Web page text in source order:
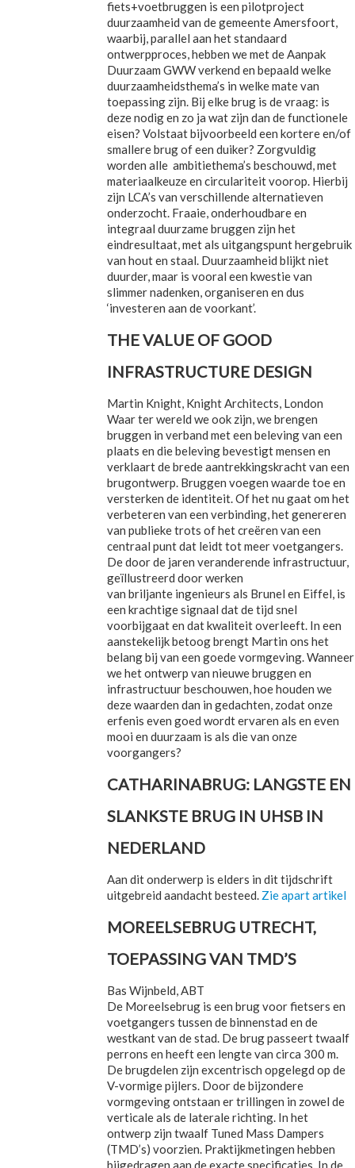
fiets+voetbruggen is een pilotproject
duurzaamheid van de gemeente Amersfoort,
waarbij, parallel aan het standaard
ontwerpproces, hebben we met de Aanpak
Duurzaam GWW verkend en bepaald welke
duurzaamheidsthema’s in welke mate van
toepassing zijn. Bij elke brug is de vraag: is
deze nodig en zo ja wat zijn dan de functionele
eisen? Volstaat bijvoorbeeld een kortere en/of
smallere brug of een duiker? Zorgvuldig
worden alle ambitiethema’s beschouwd, met
materiaalkeuze en circulariteit voorop. Hierbij
zijn LCA’s van verschillende alternatieven
onderzocht. Fraaie, onderhoudbare en
integraal duurzame bruggen zijn het
eindresultaat, met als uitgangspunt hergebruik
van hout en staal. Duurzaamheid blijkt niet
duurder, maar is vooral een kwestie van
slimmer nadenken, organiseren en dus
‘investeren aan de voorkant’.
THE VALUE OF GOOD
INFRASTRUCTURE DESIGN
Martin Knight, Knight Architects, London
Waar ter wereld we ook zijn, we brengen
bruggen in verband met een beleving van een
plaats en die beleving bevestigt mensen en
verklaart de brede aantrekkingskracht van een
brugontwerp. Bruggen voegen waarde toe en
versterken de identiteit. Of het nu gaat om het
verbeteren van een verbinding, het genereren
van publieke trots of het creëren van een
centraal punt dat leidt tot meer voetgangers.
De door de jaren veranderende infrastructuur,
geïllustreerd door werken
van briljante ingenieurs als Brunel en Eiffel, is
een krachtige signaal dat de tijd snel
voorbijgaat en dat kwaliteit overleeft. In een
aanstekelijk betoog brengt Martin ons het
belang bij van een goede vormgeving. Wanneer
we het ontwerp van nieuwe bruggen en
infrastructuur beschouwen, hoe houden we
deze waarden dan in gedachten, zodat onze
erfenis even goed wordt ervaren als en even
mooi en duurzaam is als die van onze
voorgangers?
CATHARINABRUG: LANGSTE EN
SLANKSTE BRUG IN UHSB IN
NEDERLAND
Aan dit onderwerp is elders in dit tijdschrift
uitgebreid aandacht besteed. Zie apart artikel
MOREELSEBRUG UTRECHT,
TOEPASSING VAN TMD’S
Bas Wijnbeld, ABT
De Moreelsebrug is een brug voor fietsers en
voetgangers tussen de binnenstad en de
westkant van de stad. De brug passeert twaalf
perrons en heeft een lengte van circa 300 m.
De brugdelen zijn excentrisch opgelegd op de
V-vormige pijlers. Door de bijzondere
vormgeving ontstaan er trillingen in zowel de
verticale als de laterale richting. In het
ontwerp zijn twaalf Tuned Mass Dampers
(TMD’s) voorzien. Praktijkmetingen hebben
bijgedragen aan de exacte specificaties. In de